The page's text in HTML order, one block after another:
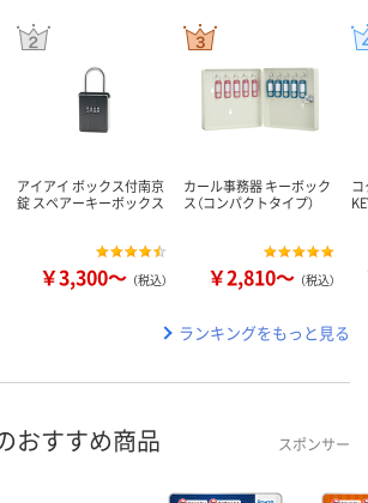
アイアイ ボックス付南京
錠 スペアーキーボックス
￥3,300～ （税込）
カール事務器 キーボック
ス（コンパクトタイプ）
￥2,810～ （税込）
ランキングをもっと見る
おすすめ商品 スポンサー